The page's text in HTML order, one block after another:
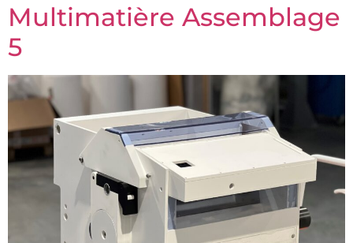
Multimatière Assemblage
5